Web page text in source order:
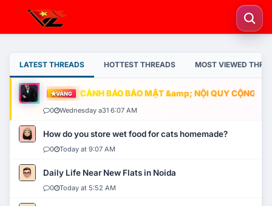
LATEST THREADS HOTTEST THREADS MOST VIEWED
VÀNG CẢNH BÁO BẢO MẬT &amp; NỘI QUY CỘNG
0 Wednesday a31 6:07 AM
How do you store wet food for cats homemade?
0 Today at 9:07 AM
Daily Life Near New Flats in Noida
0 Today at 5:52 AM